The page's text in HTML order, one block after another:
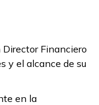
Financiero
y el alcance de su
en la